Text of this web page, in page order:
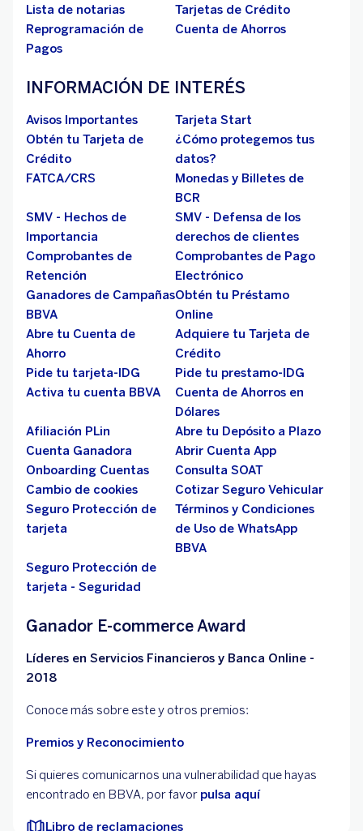
Lista de notarias
Tarjetas de Crédito
Reprogramación de
Pagos
Cuenta de Ahorros
INFORMACIÓN DE INTERÉS
Avisos Importantes
Tarjeta Start
Obtén tu Tarjeta de
Crédito
¿Cómo protegemos tus
datos?
FATCA/CRS
Monedas y Billetes de
BCR
SMV - Hechos de
Importancia
SMV - Defensa de los
derechos de clientes
Comprobantes de
Retención
Comprobantes de Pago
Electrónico
Ganadores de Campañas
BBVA
Obtén tu Préstamo
Online
Abre tu Cuenta de
Ahorro
Adquiere tu Tarjeta de
Crédito
Pide tu tarjeta-IDG
Pide tu prestamo-IDG
Activa tu cuenta BBVA
Cuenta de Ahorros en
Dólares
Afiliación PLin
Abre tu Depósito a Plazo
Cuenta Ganadora
Abrir Cuenta App
Onboarding Cuentas
Consulta SOAT
Cambio de cookies
Cotizar Seguro Vehicular
Seguro Protección de
tarjeta
Términos y Condiciones
de Uso de WhatsApp
BBVA
Seguro Protección de
tarjeta - Seguridad
Ganador E-commerce Award
Líderes en Servicios Financieros y Banca Online -
2018
Conoce más sobre este y otros premios:
Premios y Reconocimiento
Si quieres comunicarnos una vulnerabilidad que hayas
encontrado en BBVA, por favor pulsa aquí
Libro de reclamaciones